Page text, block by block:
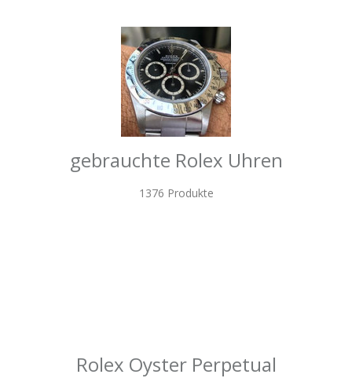
gebrauchte Rolex Uhren
1376 Produkte
Rolex Oyster Perpetual